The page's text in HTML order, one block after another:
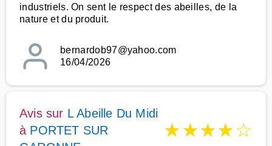
industriels. On sent le respect des abeilles, de la
nature et du produit.
bernardob97@yahoo.com
16/04/2026
Avis sur L Abeille Du Midi
à PORTET SUR
★★★★☆